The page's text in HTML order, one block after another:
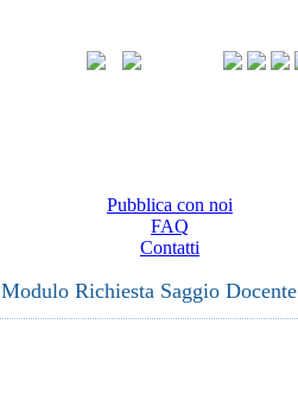
Pubblica con noi
FAQ
Contatti
Modulo Richiesta Saggio Docente